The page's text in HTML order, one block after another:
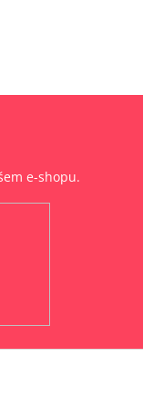
e-shopu.